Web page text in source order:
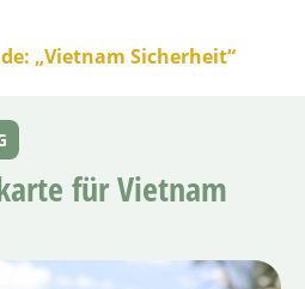
„Vietnam Sicherheit“
für Vietnam